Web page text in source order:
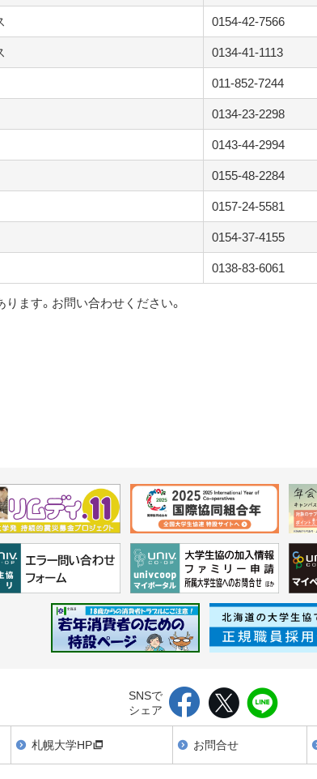
0154-42-7566
0134-41-1113
011-852-7244
0134-23-2298
0143-44-2994
0155-48-2284
0157-24-5581
0154-37-4155
0138-83-6061
ます。お問い合わせください。
SNSで
シェア
札幌大学HP お問合せ